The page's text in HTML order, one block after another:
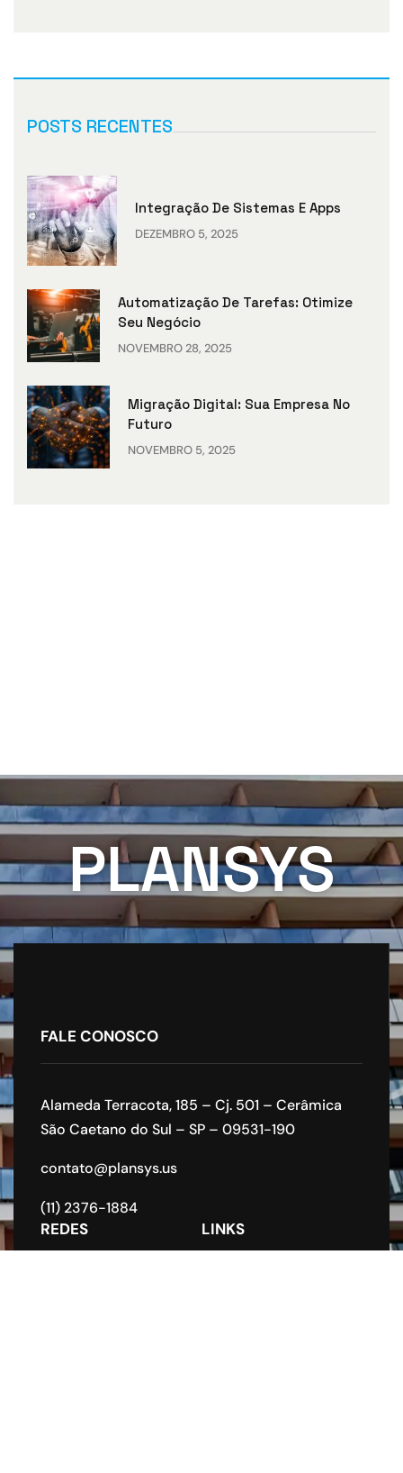
POSTS RECENTES
Integração De Sistemas E Apps
DEZEMBRO 5, 2025
Automatização De Tarefas: Otimize
Seu Negócio
NOVEMBRO 28, 2025
Migração Digital: Sua Empresa No
Futuro
NOVEMBRO 5, 2025
PLANSYS
FALE CONOSCO
Alameda Terracota, 185 – Cj. 501 – Cerâmica
São Caetano do Sul – SP – 09531-190
contato@plansys.us
(11) 2376-1884
REDES LINKS